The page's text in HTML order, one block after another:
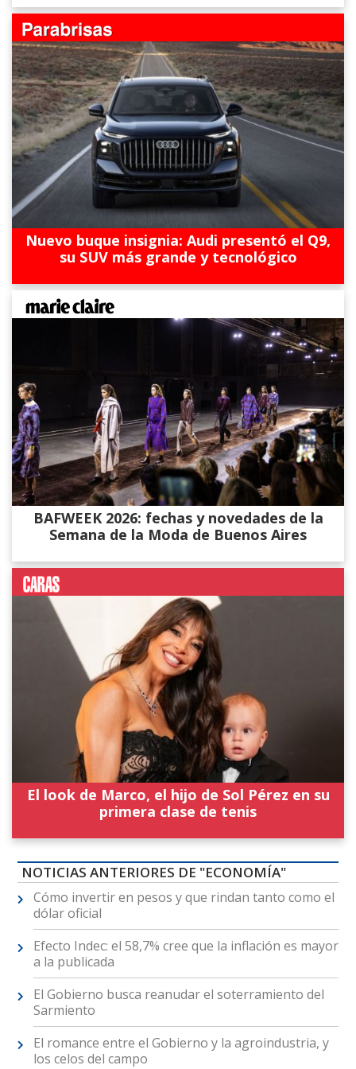
Nuevo buque insignia: Audi presentó el Q9,
su SUV más grande y tecnológico
BAFWEEK 2026: fechas y novedades de la
Semana de la Moda de Buenos Aires
El look de Marco, el hijo de Sol Pérez en su
primera clase de tenis
NOTICIAS ANTERIORES DE "ECONOMÍA"
Cómo invertir en pesos y que rindan tanto como el
dólar oficial
Efecto Indec: el 58,7% cree que la inflación es mayor
a la publicada
El Gobierno busca reanudar el soterramiento del
Sarmiento
El romance entre el Gobierno y la agroindustria, y
los celos del campo